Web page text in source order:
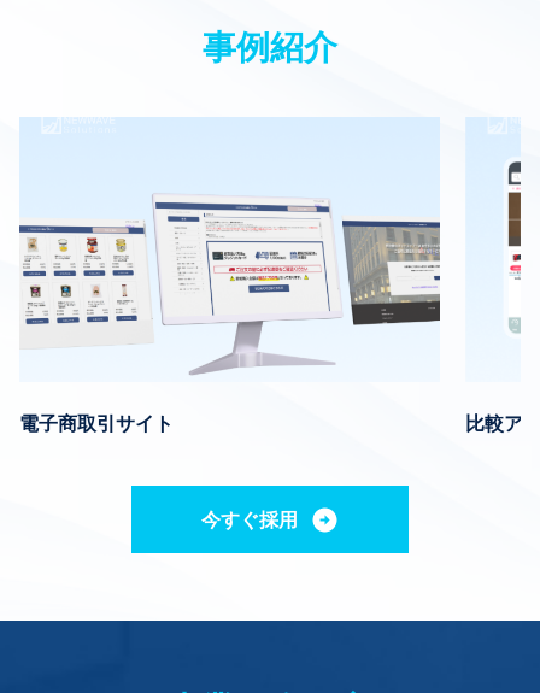
事例紹介
電子商取引サイト 比較ア
今すぐ採用